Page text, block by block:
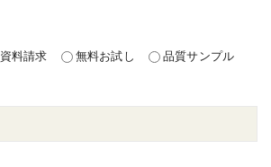
資料請求 無料お試し 品質サンプル